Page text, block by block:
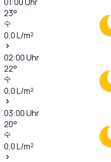
23°
0,0L/m²
02:00Uhr
22°
0,0L/m²
03:00Uhr
20°
0,0L/m²